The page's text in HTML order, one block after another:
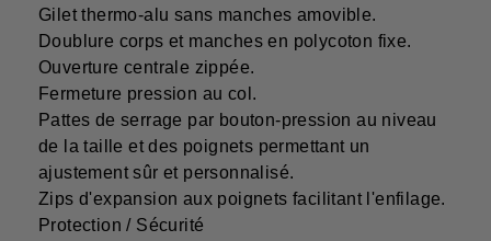
Gilet thermo-alu sans manches amovible.
Doublure corps et manches en polycoton fixe.
Ouverture centrale zippée.
Fermeture pression au col.
Pattes de serrage par bouton-pression au niveau
de la taille et des poignets permettant un
ajustement sûr et personnalisé.
Zips d'expansion aux poignets facilitant l'enfilage.
Protection / Sécurité